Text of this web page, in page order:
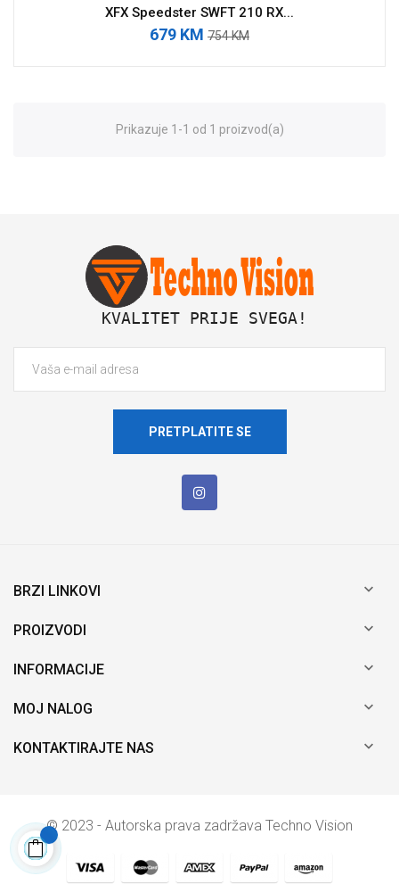
XFX Speedster SWFT 210 RX...
679 KM 754 KM
Prikazuje 1-1 od 1 proizvod(a)
KVALITET PRIJE SVEGA!
PRETPLATITE SE
BRZI LINKOVI 
PROIZVODI 
INFORMACIJE 
MOJ NALOG 
KONTAKTIRAJTE NAS 
© 2023 - Autorska prava zadržava Techno Vision